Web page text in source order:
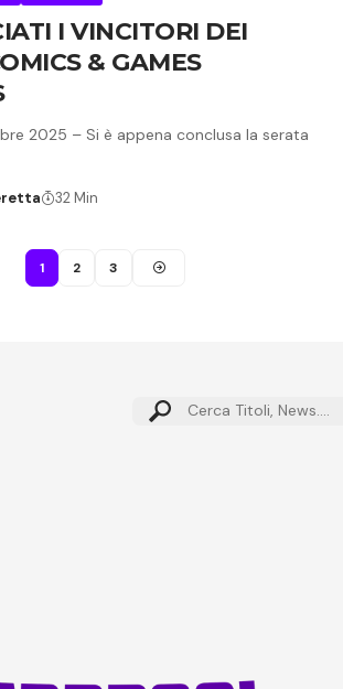
I VINCITORI DEI
& GAMES
2025 – Si è appena conclusa la serata
32 Min
1 2 3
Cerca: